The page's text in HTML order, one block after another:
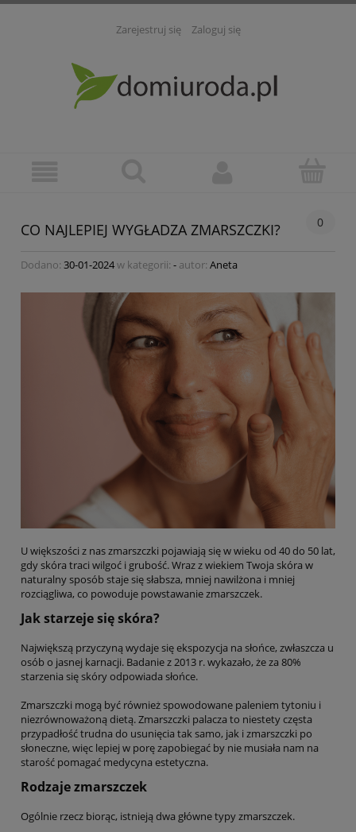
Zarejestruj się Zaloguj się
CO NAJLEPIEJ WYGŁADZA ZMARSZCZKI? 0
Dodano: 30-01-2024w kategorii: - autor: Aneta
U większości z nas zmarszczki pojawiają się w wieku od 40 do 50 lat,
gdy skóra traci wilgoć i grubość. Wraz z wiekiem Twoja skóra w
naturalny sposób staje się słabsza, mniej nawilżona i mniej
rozciągliwa, co powoduje powstawanie zmarszczek.
Jak starzeje się skóra?
Największą przyczyną wydaje się ekspozycja na słońce, zwłaszcza u
osób o jasnej karnacji. Badanie z 2013 r. wykazało, że za 80%
starzenia się skóry odpowiada słońce.
Zmarszczki mogą być również spowodowane paleniem tytoniu i
niezrównoważoną dietą. Zmarszczki palacza to niestety częsta
przypadłość trudna do usunięcia tak samo, jak i zmarszczki po
słoneczne, więc lepiej w porę zapobiegać by nie musiała nam na
starość pomagać medycyna estetyczna.
Rodzaje zmarszczek
Ogólnie rzecz biorąc, istnieją dwa główne typy zmarszczek.